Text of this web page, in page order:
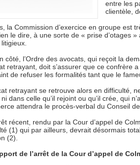
entre les
clientèle,
la Commission d’exercice en groupe est
le dire, à une sorte de « prise d’otages
côté, l’Ordre des avocats, qui reçoit la
retrayant, doit s’assurer que ce confrère
de refuser les formalités tant que le
retrayant se retrouve alors en difficulté,
dans celle qu’il rejoint ou qu’il crée, qui
attendra le procès-verbal du Conseil
récent, rendu par la Cour d’appel de
(1) qui par ailleurs, devrait désormais
(2).
de l’arrêt de la Cour d’appel de